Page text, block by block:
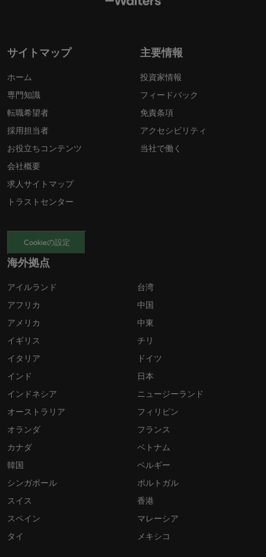
サイトマップ
ホーム
専門知識
転職希望者
採用担当者
お役立ちコンテンツ
会社概要
求人サイトマップ
トラストセンター
主要情報
投資家情報
フィードバック
免責条項
アクセシビリティ
当社で働く
Cookieの設定
海外拠点
アイルランド
アフリカ
アメリカ
イギリス
イタリア
インド
インドネシア
オーストラリア
オランダ
カナダ
韓国
シンガポール
スイス
スペイン
タイ
台湾
中国
中東
チリ
ドイツ
日本
ニュージーランド
フィリピン
フランス
ベトナム
ベルギー
ポルトガル
香港
マレーシア
メキシコ